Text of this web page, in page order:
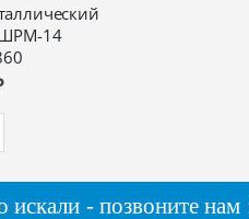
ШРМ-14
искали - позвоните нам